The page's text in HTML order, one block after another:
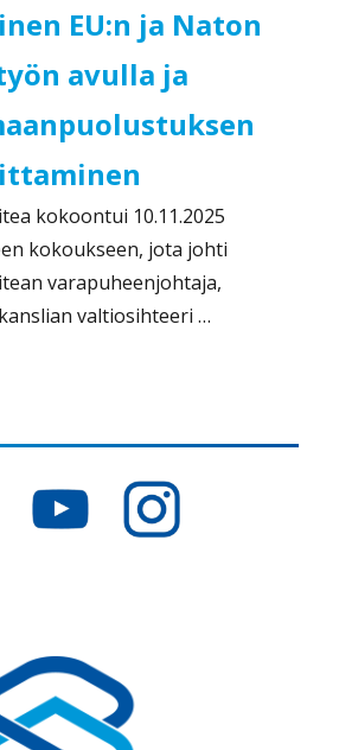
EU:n ja Naton
avulla ja
kokoontui 10.11.2025
kokoukseen, jota johti
varapuheenjohtaja,
valtiosihteeri …